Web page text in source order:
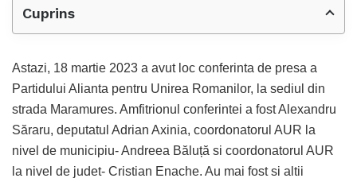
Cuprins
Astazi, 18 martie 2023 a avut loc conferinta de presa a
Partidului Alianta pentru Unirea Romanilor, la sediul din
strada Maramures. Amfitrionul conferintei a fost Alexandru
Săraru, deputatul Adrian Axinia, coordonatorul AUR la
nivel de municipiu- Andreea Băluță si coordonatorul AUR
la nivel de judet- Cristian Enache. Au mai fost si altii